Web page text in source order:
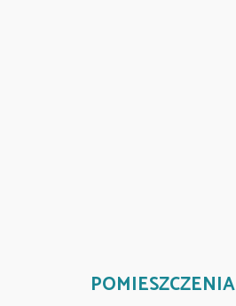
POMIESZCZENIA